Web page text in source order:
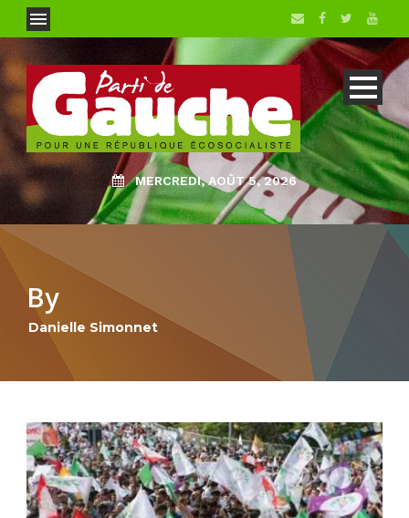
MERCREDI, AOÛT 5, 2026
By
Danielle Simonnet